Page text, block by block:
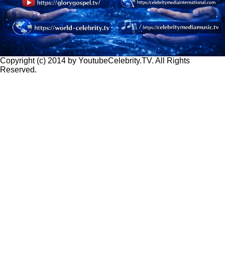
Copyright (c) 2014 by YoutubeCelebrity.TV. All Rights
Reserved.